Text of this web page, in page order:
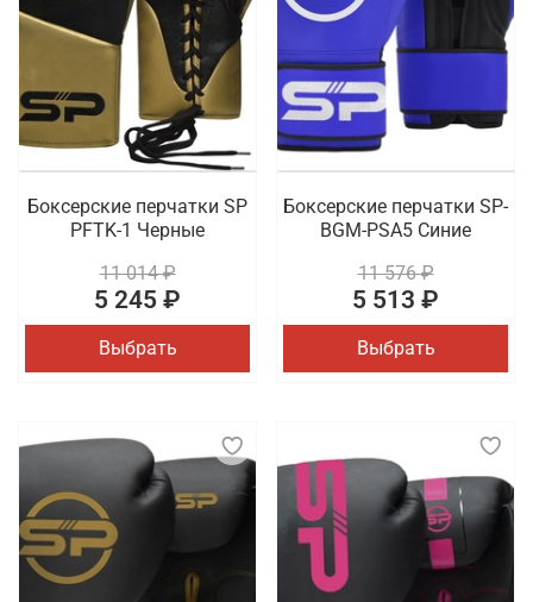
Боксерские перчатки SP
PFTK-1 Черные
11 014 ₽
5 245 ₽
Выбрать
Боксерские перчатки SP-
BGM-PSA5 Синие
11 576 ₽
5 513 ₽
Выбрать